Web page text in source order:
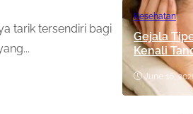
tarik tersendiri bagi
Kesehatan
Gejala
Kenali
June 16,